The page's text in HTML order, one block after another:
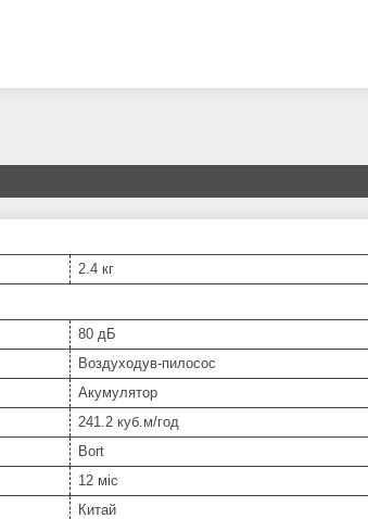
2.4 кг
80 дБ
Воздуходув-пилосос
Акумулятор
241.2 куб.м/год
Bort
12 міс
Китай